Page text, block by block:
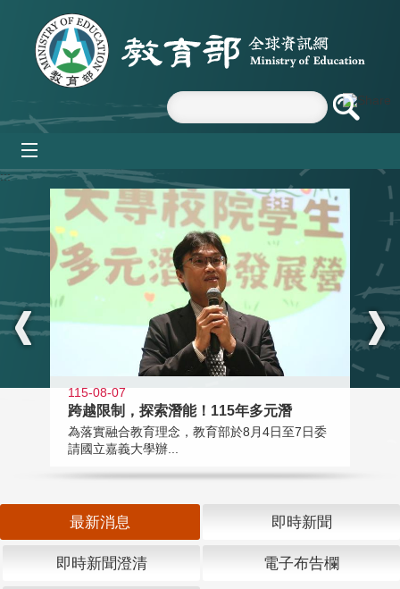
跳到主要內容區塊
:::
115-08-07
跨越限制，探索潛能！115年多元潛
為落實融合教育理念，教育部於8月4日至7日委
請國立嘉義大學辦...
最新消息 即時新聞
即時新聞澄清 電子布告欄